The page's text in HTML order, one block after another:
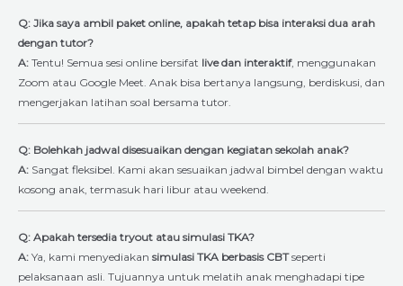
Q: Jika saya ambil paket online, apakah tetap bisa interaksi dua arah
dengan tutor?
A: Tentu! Semua sesi online bersifat live dan interaktif, menggunakan
Zoom atau Google Meet. Anak bisa bertanya langsung, berdiskusi, dan
mengerjakan latihan soal bersama tutor.
Q: Bolehkah jadwal disesuaikan dengan kegiatan sekolah anak?
A: Sangat fleksibel. Kami akan sesuaikan jadwal bimbel dengan waktu
kosong anak, termasuk hari libur atau weekend.
Q: Apakah tersedia tryout atau simulasi TKA?
A: Ya, kami menyediakan simulasi TKA berbasis CBTseperti
pelaksanaan asli. Tujuannya untuk melatih anak menghadapi tipe